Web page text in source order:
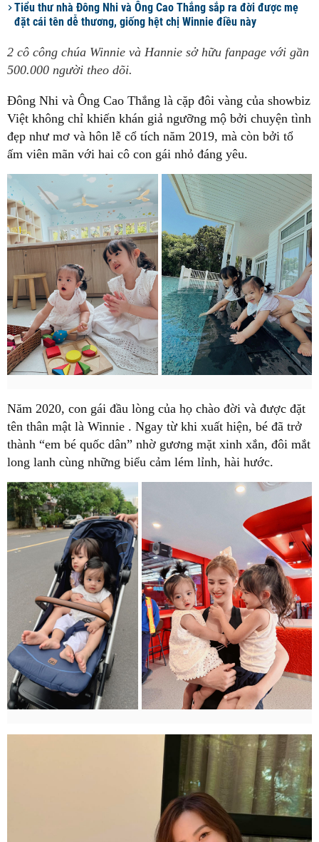
Tiểu thư nhà Đông Nhi và Ông Cao Thắng sắp ra đời được mẹ
đặt cái tên dễ thương, giống hệt chị Winnie điều này
2 cô công chúa Winnie và Hannie sở hữu fanpage với gần
500.000 người theo dõi.
Đông Nhi và Ông Cao Thắng là cặp đôi vàng của showbiz
Việt không chỉ khiến khán giả ngưỡng mộ bởi chuyện tình
đẹp như mơ và hôn lễ cổ tích năm 2019, mà còn bởi tổ
ấm viên mãn với hai cô con gái nhỏ đáng yêu.
Năm 2020, con gái đầu lòng của họ chào đời và được đặt
tên thân mật là Winnie . Ngay từ khi xuất hiện, bé đã trở
thành “em bé quốc dân” nhờ gương mặt xinh xắn, đôi mắt
long lanh cùng những biểu cảm lém lỉnh, hài hước.